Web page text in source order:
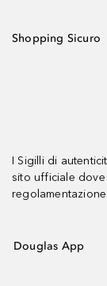
Shopping Sicuro
I Sigilli di
sito ufficiale
Douglas App